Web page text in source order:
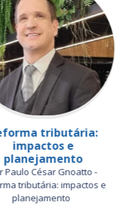
tributária:
impactos e
planejamento
Paulo César Gnoatto -
tributária: impactos e
planejamento